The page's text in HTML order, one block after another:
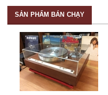
SẢN PHẨM BÁN CHẠY